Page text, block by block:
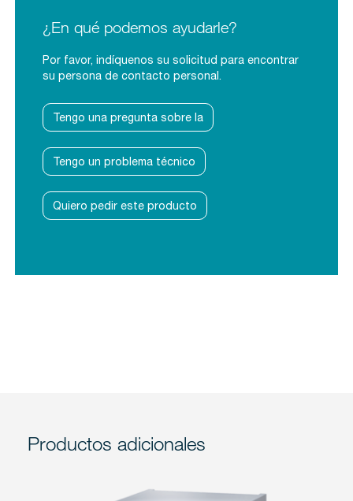
¿En qué podemos ayudarle?
Por favor, indíquenos su solicitud para encontrar
su persona de contacto personal.
Tengo una pregunta sobre la
Tengo un problema técnico
Quiero pedir este producto
Productos adicionales